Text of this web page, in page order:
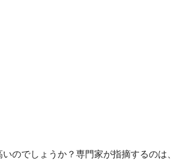
のでしょうか？専門家が指摘するのは、